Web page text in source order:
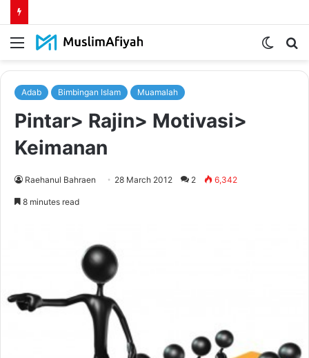
Menu
Switch
Adab Bimbingan Islam Muamalah
Pintar> Rajin> Motivasi>
Keimanan
Raehanul Bahraen 28 March 2012 2 6,342
8 minutes read